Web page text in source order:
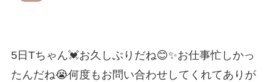
5日Tちゃん💓お久しぶりだね😊✨お仕事忙しかっ
たんだね😭何度もお問い合わせしてくれてありが